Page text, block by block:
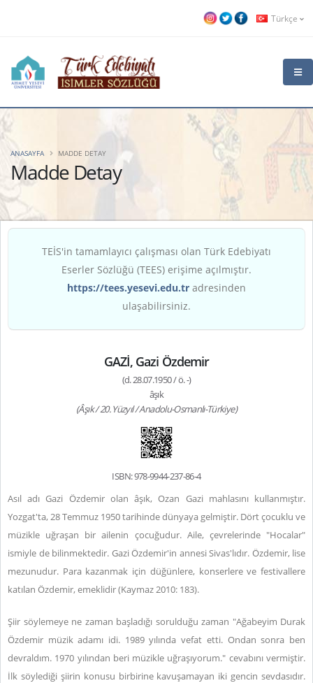
Türkçe
Madde Detay
ANASAYFA MADDE DETAY
TEİS'in tamamlayıcı çalışması olan Türk Edebiyatı
Eserler Sözlüğü (TEES) erişime açılmıştır.
https://tees.yesevi.edu.tr adresinden
ulaşabilirsiniz.
GAZİ, Gazi Özdemir
(d. 28.07.1950 / ö. -)
âşık
(Âşık / 20. Yüzyıl / Anadolu-Osmanlı-Türkiye)
ISBN: 978-9944-237-86-4
Asıl adı Gazi Özdemir olan âşık, Ozan Gazi mahlasını kullanmıştır.
Yozgat'ta, 28 Temmuz 1950 tarihinde dünyaya gelmiştir. Dört çocuklu ve
müzikle uğraşan bir ailenin çocuğudur. Aile, çevrelerinde "Hocalar"
ismiyle de bilinmektedir. Gazi Özdemir'in annesi Sivas'lıdır. Özdemir, lise
mezunudur. Para kazanmak için düğünlere, konserlere ve festivallere
katılan Özdemir, emeklidir (Kaymaz 2010: 183).
Şiir söylemeye ne zaman başladığı sorulduğu zaman "Ağabeyim Durak
Özdemir müzik adamı idi. 1989 yılında vefat etti. Ondan sonra ben
devraldım. 1970 yılından beri müzikle uğraşıyorum." cevabını vermiştir.
İlk söylediği şiirin konusu birbirine kavuşamayan iki gencin sevdasıdır.